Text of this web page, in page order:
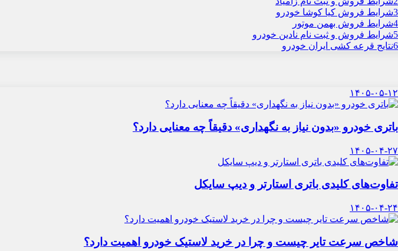
3شرایط فروش کیا کوشا خودرو
4شرایط فروش بهمن موتور
5شرایط فروش و ثبت نام نادین خودرو
6نتایج قرعه کشی ایران خودرو
۱۴۰۵-۰۵-۱۲
باتری خودرو «بدون نیاز به نگهداری» دقیقاً چه معنایی دارد؟
۱۴۰۵-۰۴-۲۷
تفاوت‌های کلیدی باتری استارتر و دیپ سایکل
۱۴۰۵-۰۴-۲۴
شاخص سرعت تایر چیست و چرا در خرید لاستیک خودرو اهمیت دارد؟